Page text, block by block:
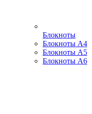
Блокноты
Блокноты А4
Блокноты А5
Блокноты А6